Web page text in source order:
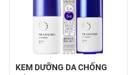
KEM DƯỠNG DA CHỐNG